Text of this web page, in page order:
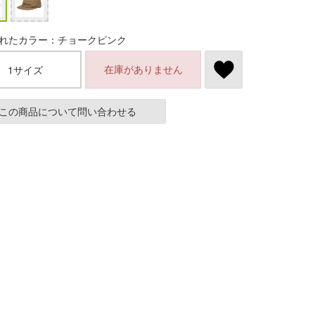
たカラー：チョークピンク
1サイズ 在庫がありません
の商品について問い合わせる